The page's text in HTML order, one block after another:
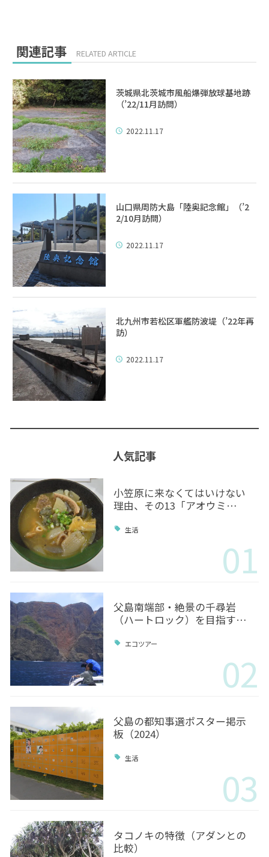
関連記事 RELATED ARTICLE
茨城県北茨城市風船爆弾放球基地跡
（’22/11月訪問）
2022.11.17
山口県周防大島「陸奥記念館」（’2
2/10月訪問）
2022.11.17
北九州市若松区軍艦防波堤（’22年再
訪）
2022.11.17
人気記事
小笠原に来なくてはいけない
理由、その13「アオウミ…
生活
01
父島南端部・絶景の千尋岩
（ハートロック）を目指す…
エコツアー
02
父島の都知事選ポスター掲示
板（2024）
生活
03
タコノキの特徴（アダンとの
比較）